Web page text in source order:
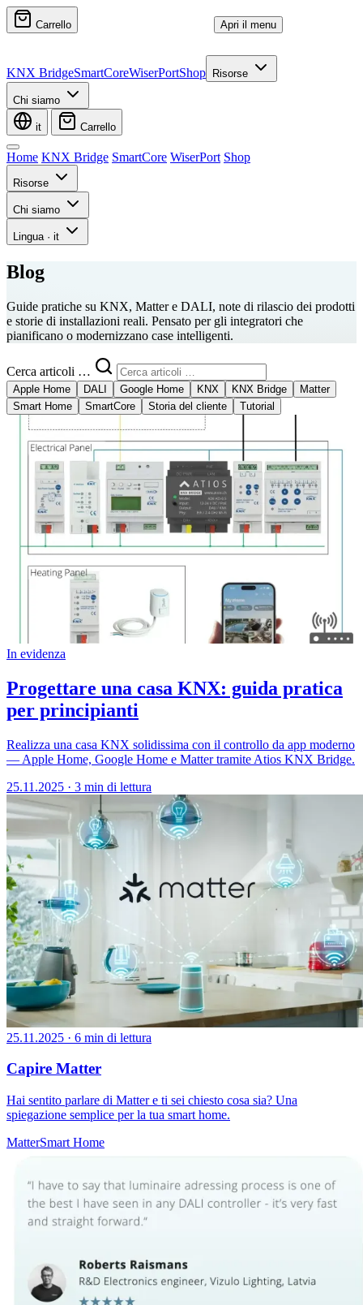
Carrello Apri il menu
KNX BridgeSmartCoreWiserPortShop Risorse
Chi siamo
it Carrello
Home KNX Bridge SmartCore WiserPort Shop
Risorse
Chi siamo
Lingua · it
Blog
Guide pratiche su KNX, Matter e DALI, note di rilascio dei prodotti
e storie di installazioni reali. Pensato per gli integratori che
pianificano o modernizzano case intelligenti.
Cerca articoli …
Apple Home DALI Google Home KNX KNX Bridge
Matter
Smart Home
SmartCore Storia del cliente Tutorial
In evidenza
Progettare una casa KNX: guida pratica
per principianti
Realizza una casa KNX solidissima con il controllo da app moderno
— Apple Home, Google Home e Matter tramite Atios KNX Bridge.
25.11.2025 · 3 min di lettura
25.11.2025 · 6 min di lettura
Capire Matter
Hai sentito parlare di Matter e ti sei chiesto cosa sia? Una
spiegazione semplice per la tua smart home.
MatterSmart Home